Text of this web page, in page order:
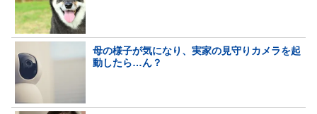
母の様子が気になり、実家の見守りカメラを起
動したら…ん？